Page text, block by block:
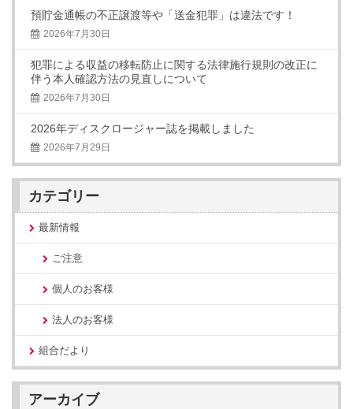
預貯金通帳の不正譲渡等や「送金犯罪」は違法です！
2026年7月30日
犯罪による収益の移転防止に関する法律施行規則の改正に
伴う本人確認方法の見直しについて
2026年7月30日
2026年ディスクロージャー誌を掲載しました
2026年7月29日
カテゴリー
最新情報
ご注意
個人のお客様
法人のお客様
組合だより
アーカイブ